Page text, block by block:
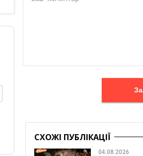
СХОЖІ ПУБЛІКАЦІЇ
04.08.2026